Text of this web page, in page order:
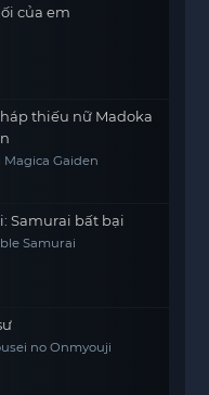
của em
thiếu nữ Madoka
Magica Gaiden
Samurai bất bại
Samurai
no Onmyouji